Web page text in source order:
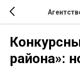
района»: